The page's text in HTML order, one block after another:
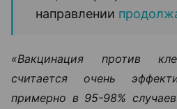
направлении
«Вакцинация против
считается очень
примерно в 95-98%